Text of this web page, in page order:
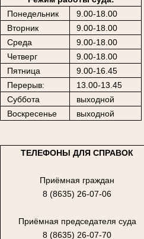
Понедельник
9.00-18.00
Вторник
9.00-18.00
Среда
9.00-18.00
Четверг
9.00-18.00
Пятница
9.00-16.45
Перерыв:
13.00-13.45
Суббота
выходной
Воскресенье
выходной
ТЕЛЕФОНЫ ДЛЯ СПРАВОК
Приёмная граждан
8 (8635) 26-07-06
Приёмная председателя суда
8 (8635) 26-07-70